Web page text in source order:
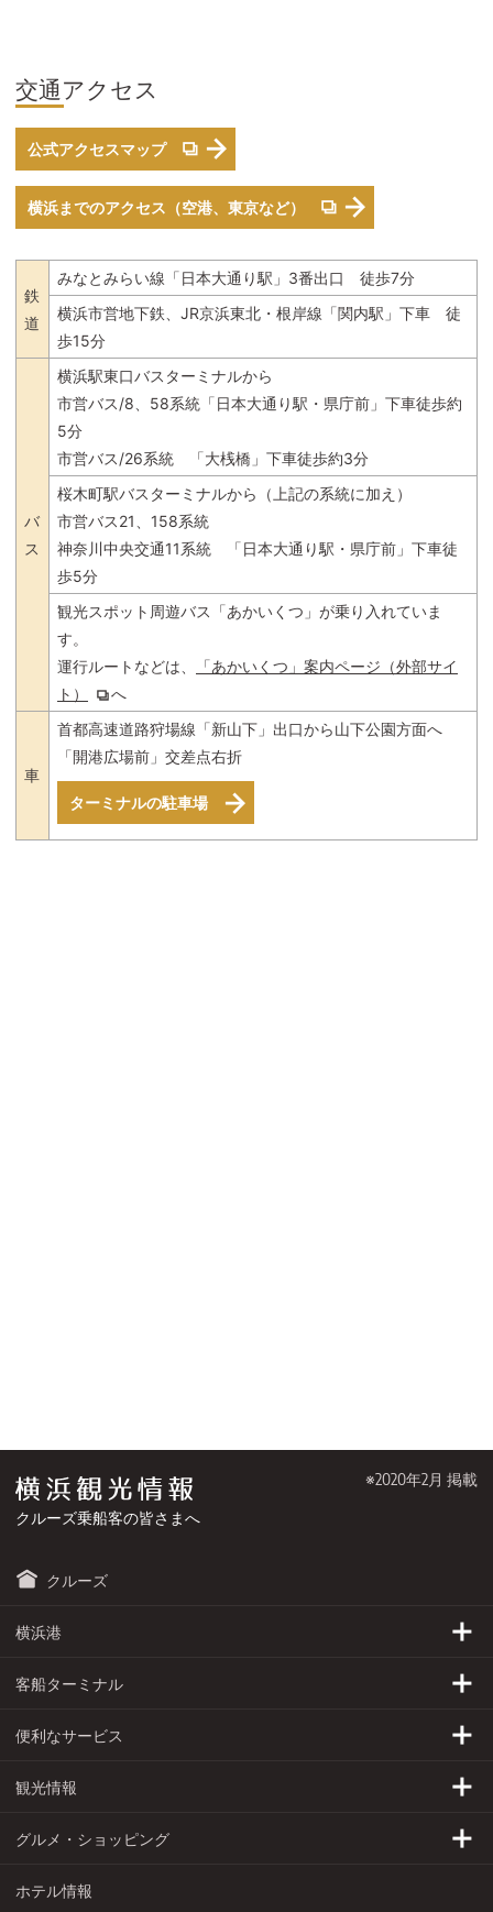
交通アクセス
公式アクセスマップ
横浜までのアクセス（空港、東京など）
鉄
道
みなとみらい線「日本大通り駅」3番出口 徒歩7分
横浜市営地下鉄、JR京浜東北・根岸線「関内駅」下車 徒
歩15分
バ
ス
横浜駅東口バスターミナルから
市営バス/8、58系統「日本大通り駅・県庁前」下車徒歩約
5分
市営バス/26系統 「大桟橋」下車徒歩約3分
桜木町駅バスターミナルから（上記の系統に加え）
市営バス21、158系統
神奈川中央交通11系統 「日本大通り駅・県庁前」下車徒
歩5分
観光スポット周遊バス「あかいくつ」が乗り入れていま
す。
運行ルートなどは、
「あかいくつ」案内ページ（外部サイ
ト）
へ
車
首都高速道路狩場線「新山下」出口から山下公園方面へ
「開港広場前」交差点右折
ターミナルの駐車場
クルーズ乗船客の皆さまへ
※2020年2月 掲載
クルーズ
横浜港
横浜港について
入港スケジュール
横浜について
客船ターミナル
大さん橋
新港ふ頭
大黒ふ頭
便利なサービス
観光情報
2時間で楽しめるスポット
半日コース
グルメ・ショッピング
グルメ
ホテル情報